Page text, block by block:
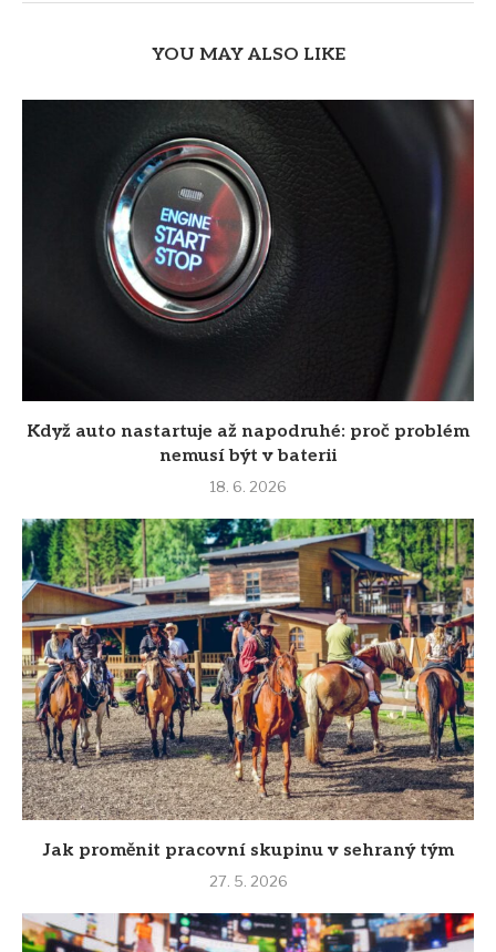
YOU MAY ALSO LIKE
Když auto nastartuje až napodruhé: proč problém
nemusí být v baterii
18. 6. 2026
Jak proměnit pracovní skupinu v sehraný tým
27. 5. 2026